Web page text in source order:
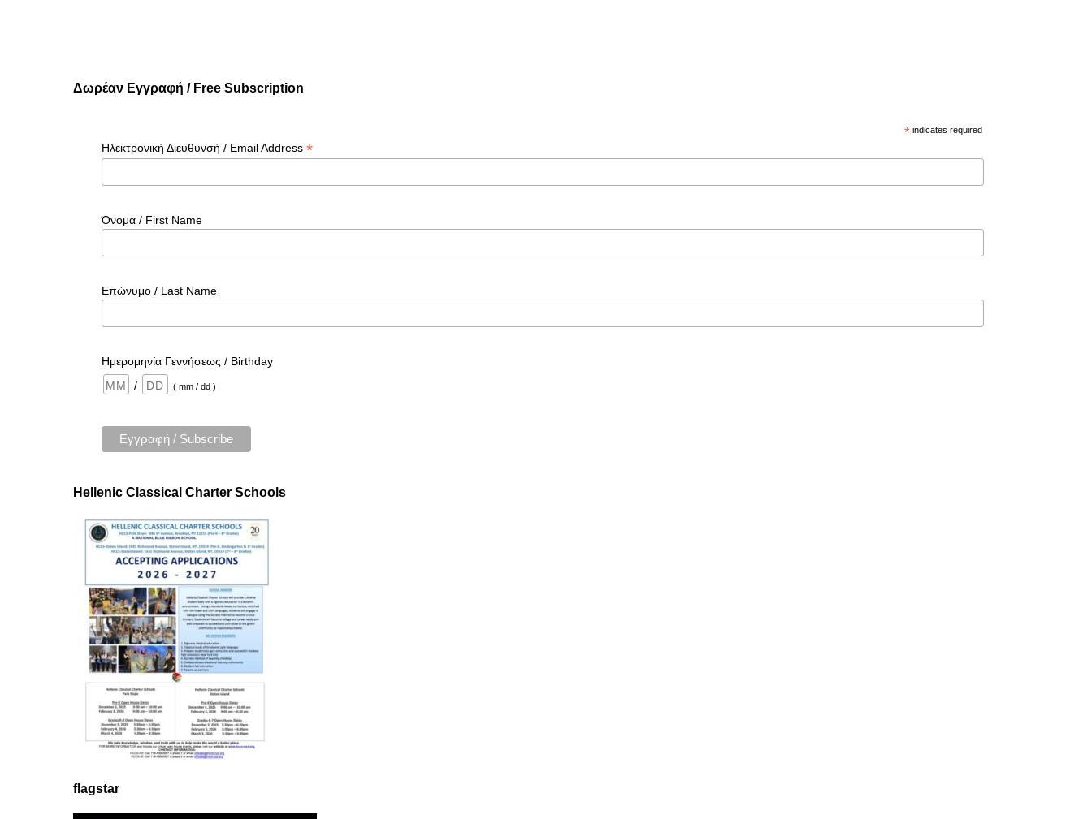
Δωρέαν Εγγραφή / Free Subscription
*indicates required
Ηλεκτρονική Διεύθυνσή / Email Address *
Όνομα / First Name
Επώνυμο / Last Name
Ημερομηνία Γεννήσεως / Birthday
/
( mm / dd )
Hellenic Classical Charter Schools
flagstar